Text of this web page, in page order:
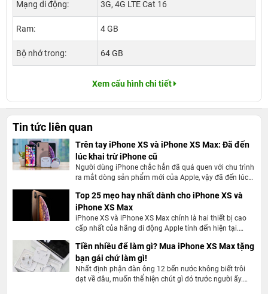
Mạng di động: 3G, 4G LTE Cat 16
Ram: 4 GB
Bộ nhớ trong: 64 GB
Xem cấu hình chi tiết
Tin tức liên quan
Trên tay iPhone XS và iPhone XS Max: Đã đến
lúc khai trừ iPhone cũ
Người dùng iPhone chắc hẳn đã quá quen với chu trình
ra mắt dòng sản phẩm mới của Apple, vậy đã đến lúc
Top 25 mẹo hay nhất dành cho iPhone XS và
iPhone XS Max
iPhone XS và iPhone XS Max chính là hai thiết bị cao
cấp nhất của hãng di động Apple tính đến hiện tại.
phẩm này không hề đơn giản một chút nào. Nếu bạn
đang sử dụng dòng sản phẩm iPhone 8 chuyển sang
iPhone XS, bạn sẽ thấy có khá nhiều điều khác biệt.
Tiền nhiều để làm gì? Mua iPhone XS Max tặng
bạn gái chứ làm gì!
Nhất định phận đàn ông 12 bến nước không biết trôi
dạt về đâu, muốn thể hiện chút gì đó trước người ấy.